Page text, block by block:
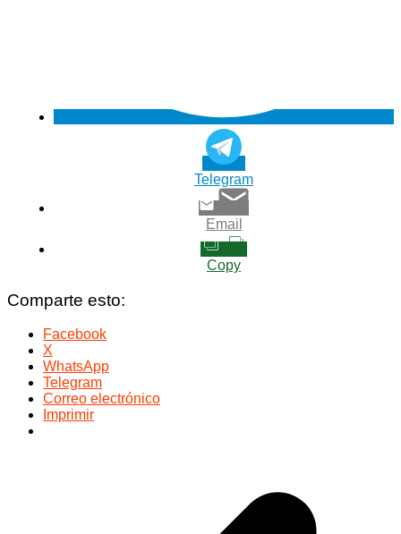
Telegram
Email
Copy
Comparte esto:
Facebook
X
WhatsApp
Telegram
Correo electrónico
Imprimir